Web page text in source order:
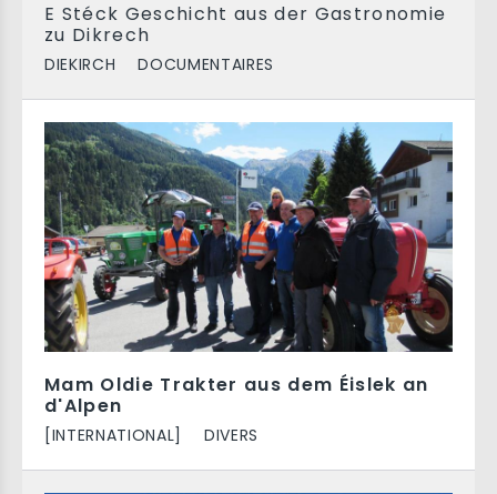
E Stéck Geschicht aus der Gastronomie
zu Dikrech
DIEKIRCH DOCUMENTAIRES
Mam Oldie Trakter aus dem Éislek an
d'Alpen
[INTERNATIONAL] DIVERS